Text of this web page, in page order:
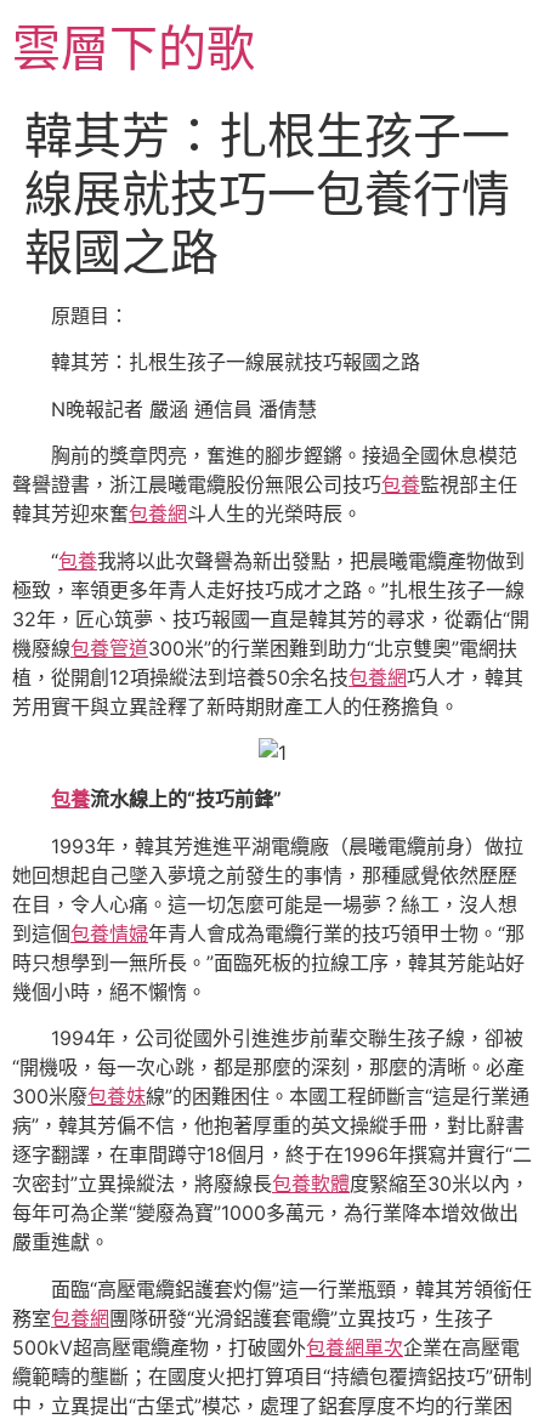
至雲層下的歌
韓其芳：扎根生孩子一
線展就技巧一包養行情
報國之路
原題目：
韓其芳：扎根生孩子一線展就技巧報國之路
N晚報記者 嚴涵 通信員 潘倩慧
胸前的獎章閃亮，奮進的腳步鏗鏘。接過全國休息模范
聲譽證書，浙江晨曦電纜股份無限公司技巧包養監視部主任
韓其芳迎來奮包養網斗人生的光榮時辰。
“包養我將以此次聲譽為新出發點，把晨曦電纜產物做到
極致，率領更多年青人走好技巧成才之路。”扎根生孩子一線
32年，匠心筑夢、技巧報國一直是韓其芳的尋求，從霸佔“開
機廢線包養管道300米”的行業困難到助力“北京雙奧”電網扶
植，從開創12項操縱法到培養50余名技包養網巧人才，韓其
芳用實干與立異詮釋了新時期財產工人的任務擔負。
包養流水線上的“技巧前鋒”
1993年，韓其芳進進平湖電纜廠（晨曦電纜前身）做拉
她回想起自己墜入夢境之前發生的事情，那種感覺依然歷歷
在目，令人心痛。這一切怎麼可能是一場夢？絲工，沒人想
到這個包養情婦年青人會成為電纜行業的技巧領甲士物。“那
時只想學到一無所長。”面臨死板的拉線工序，韓其芳能站好
幾個小時，絕不懶惰。
1994年，公司從國外引進進步前輩交聯生孩子線，卻被
“開機吸，每一次心跳，都是那麼的深刻，那麼的清晰。必產
300米廢包養妹線”的困難困住。本國工程師斷言“這是行業通
病”，韓其芳偏不信，他抱著厚重的英文操縱手冊，對比辭書
逐字翻譯，在車間蹲守18個月，終于在1996年撰寫并實行“二
次密封”立異操縱法，將廢線長包養軟體度緊縮至30米以內，
每年可為企業“變廢為寶”1000多萬元，為行業降本增效做出
嚴重進獻。
面臨“高壓電纜鋁護套灼傷”這一行業瓶頸，韓其芳領銜任
務室包養網團隊研發“光滑鋁護套電纜”立異技巧，生孩子
500kV超高壓電纜產物，打破國外包養網單次企業在高壓電
纜範疇的壟斷；在國度火把打算項目“持續包覆擠鋁技巧”研制
中，立異提出“古堡式”模芯，處理了鋁套厚度不均的行業困